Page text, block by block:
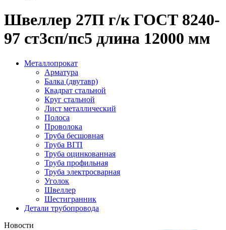
Швеллер 27П г/к ГОСТ 8240-
97 ст3сп/пс5 длина 12000 мм
Металлопрокат
Арматура
Балка (двутавр)
Квадрат стальной
Круг стальной
Лист металлический
Полоса
Проволока
Труба бесшовная
Труба ВГП
Труба оцинкованная
Труба профильная
Труба электросварная
Уголок
Швеллер
Шестигранник
Детали трубопровода
Новости